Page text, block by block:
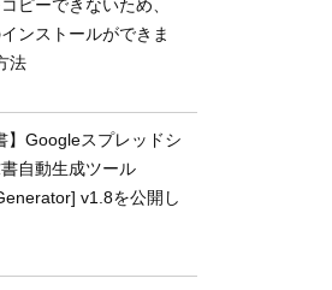
ピーできないため、
ンストールができま
法
】Googleスプレッドシ
自動生成ツール
v1.8を公開し